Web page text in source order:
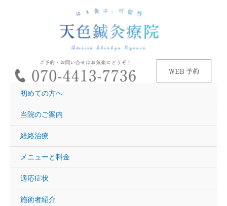
ッ
初めての方へ
当院のご案内
経絡治療
メニューと料金
適応症状
施術者紹介